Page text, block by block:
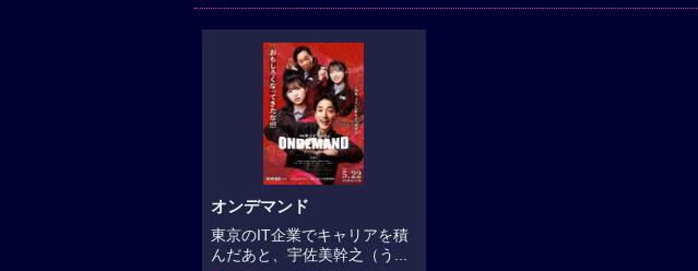
オンデマンド
東京のIT企業でキャリアを積
んだあと、宇佐美幹之（う...